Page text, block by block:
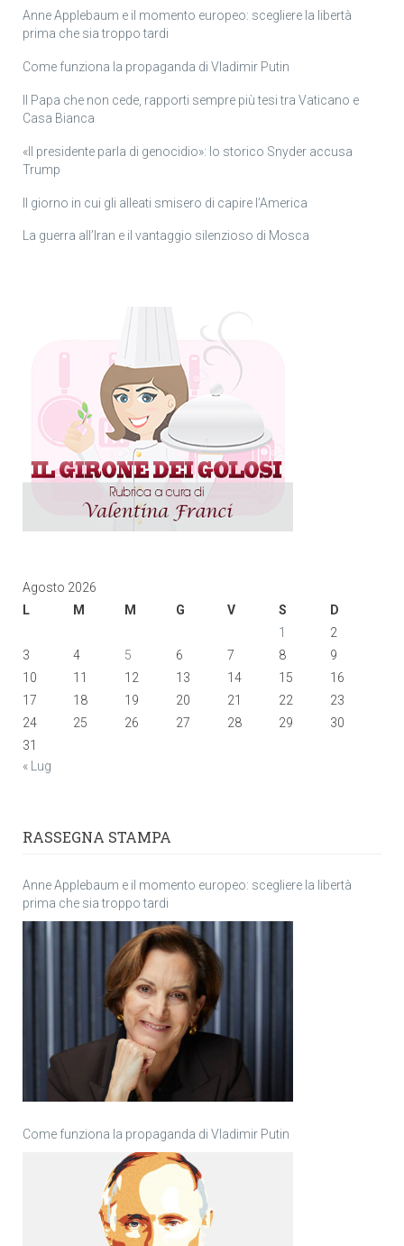
Anne Applebaum e il momento europeo: scegliere la libertà
prima che sia troppo tardi
Come funziona la propaganda di Vladimir Putin
Il Papa che non cede, rapporti sempre più tesi tra Vaticano e
Casa Bianca
«Il presidente parla di genocidio»: lo storico Snyder accusa
Trump
Il giorno in cui gli alleati smisero di capire l’America
La guerra all’Iran e il vantaggio silenzioso di Mosca
Agosto 2026
L
M M G V S
D
1
2
3
4 5 6 7 8
9
10
11 12 13 14 15
16
17
18 19 20 21 22
23
24
25 26 27 28 29
30
31
« Lug
RASSEGNA STAMPA
Anne Applebaum e il momento europeo: scegliere la libertà
prima che sia troppo tardi
Come funziona la propaganda di Vladimir Putin